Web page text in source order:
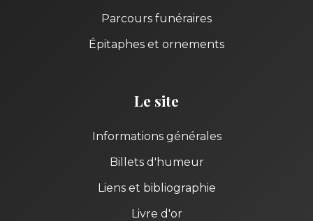
Parcours funéraires
Épitaphes et ornements
Le site
Informations générales
Billets d'humeur
Liens et bibliographie
Livre d'or